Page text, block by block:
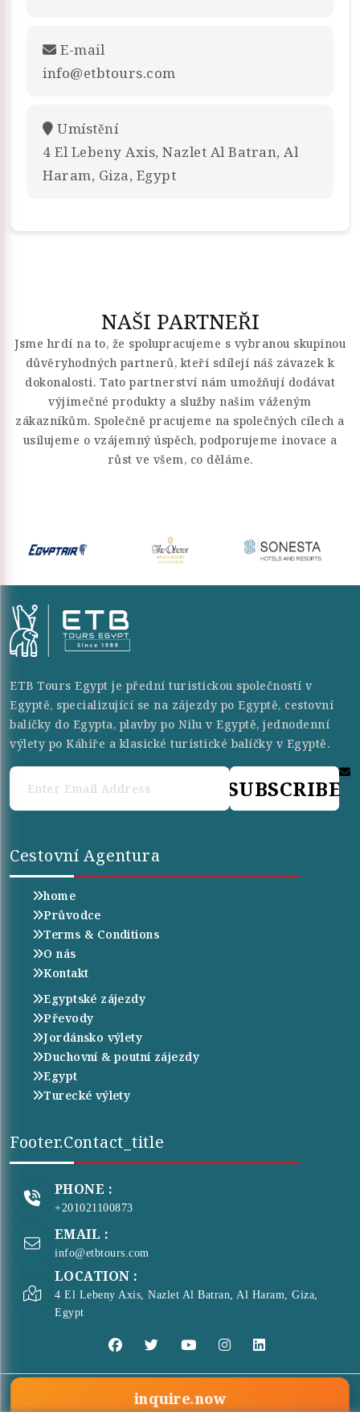
E-mail
info@etbtours.com
Umístění
4 El Lebeny Axis, Nazlet Al Batran, Al
Haram, Giza, Egypt
NAŠI PARTNEŘI
Jsme hrdí na to, že spolupracujeme s vybranou skupinou
důvěryhodných partnerů, kteří sdílejí náš závazek k
dokonalosti. Tato partnerství nám umožňují dodávat
výjimečné produkty a služby našim váženým
zákazníkům. Společně pracujeme na společných cílech a
usilujeme o vzájemný úspěch, podporujeme inovace a
růst ve všem, co děláme.
ETB Tours Egypt je přední turistickou společností v
Egyptě, specializující se na zájezdy po Egyptě, cestovní
balíčky do Egypta, plavby po Nilu v Egyptě, jednodenní
výlety po Káhiře a klasické turistické balíčky v Egyptě.
SUBSCRIBE
Cestovní Agentura
home
Průvodce
Terms & Conditions
O nás
Kontakt
Egyptské zájezdy
Převody
Jordánsko výlety
Duchovní & poutní zájezdy
Egypt
Turecké výlety
Footer.contact_title
PHONE :
+201021100873
EMAIL :
info@etbtours.com
LOCATION :
4 El Lebeny Axis, Nazlet Al Batran, Al Haram, Giza,
Egypt
inquire.now